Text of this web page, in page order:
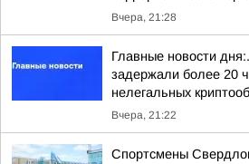
Вчера, 21:28
Главные новости
задержали более 20
нелегальных
Вчера, 21:22
Спортсмены